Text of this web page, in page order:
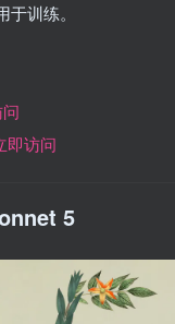
训练。
即访问
5